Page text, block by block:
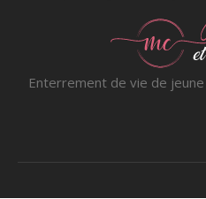
Enterrement de vie de